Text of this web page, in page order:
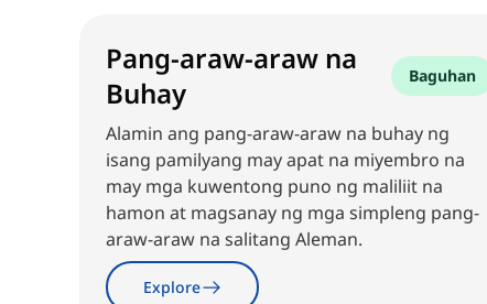
Pang-araw-araw na
Buhay
Baguhan
Alamin ang pang-araw-araw na buhay ng
isang pamilyang may apat na miyembro na
may mga kuwentong puno ng maliliit na
hamon at magsanay ng mga simpleng pang-
araw-araw na salitang Aleman.
Explore